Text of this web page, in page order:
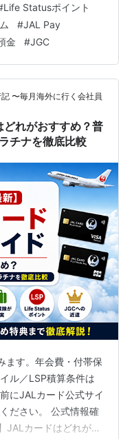
円普通預金で何マイ
イル貯まる？ ⑥JAL
NEOBANKプレミ
は元が取れる？ ⑨預
Life Statusポイント
#JAL Pay
金 #JGC
〜毎月海外に行く会社員
どれがおすすめ？普
チナを徹底比較
ます。年会費・付帯保
ル／LSP積算条件は
にJALカード公式サイ
ださい。 公式情報確
JALカードはどれがお